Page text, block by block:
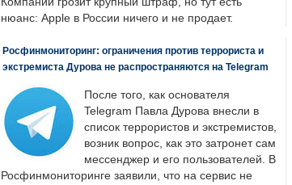
нюанс: Apple в России ничего и не продает.
Росфинмониторинг: ограничения против террориста и
экстремиста Дурова не распространяются на Telegram
После того, как основателя
Telegram Павла Дурова внесли в
список террористов и экстремистов,
возник вопрос, как это затронет сам
мессенджер и его пользователей. В
Росфинмониторинге заявили, что на сервис не